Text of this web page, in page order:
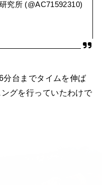
究所 (@AC71592310)
台までタイムを伸ば
グを行っていたわけで